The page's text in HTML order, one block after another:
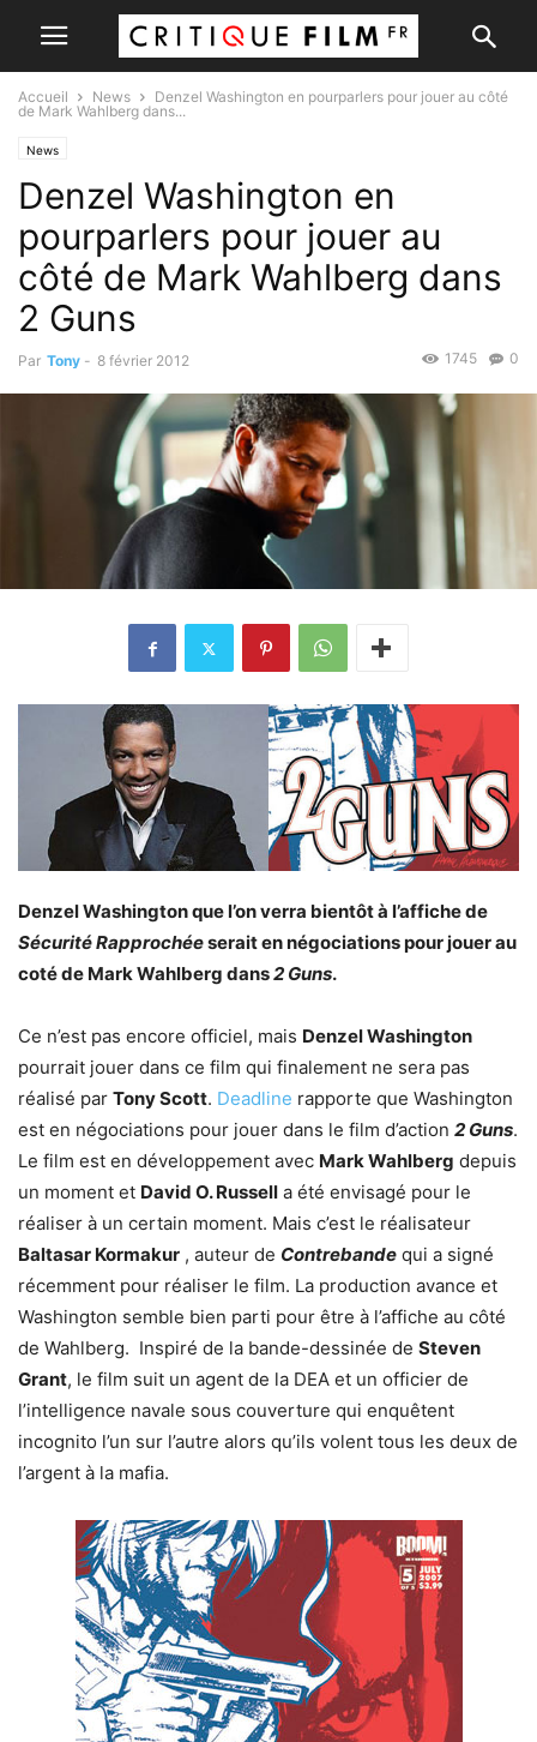
Accueil News
Denzel Washington en pourparlers pour jouer au côté
de Mark Wahlberg dans...
News
Denzel Washington en
pourparlers pour jouer au
côté de Mark Wahlberg dans
2 Guns
Par Tony - 8 février 2012 0
1745
Denzel Washington que l’on verra bientôt à l’affiche de
Sécurité Rapprochéeserait en négociations pour jouer au
coté de Mark Wahlberg dans2 Guns.
Ce n’est pas encore officiel, mais Denzel Washington
pourrait jouer dans ce film qui finalement ne sera pas
réalisé par Tony Scott. Deadline rapporte que Washington
est en négociations pour jouer dans le film d’action 2 Guns.
Le film est en développement avec Mark Wahlberg depuis
un moment et David O. Russell a été envisagé pour le
réaliser à un certain moment. Mais c’est le réalisateur
Baltasar Kormakur , auteur de Contrebande qui a signé
récemment pour réaliser le film. La production avance et
Washington semble bien parti pour être à l’affiche au côté
de Wahlberg. Inspiré de la bande-dessinée de Steven
Grant, le film suit un agent de la DEA et un officier de
l’intelligence navale sous couverture qui enquêtent
incognito l’un sur l’autre alors qu’ils volent tous les deux de
l’argent à la mafia.